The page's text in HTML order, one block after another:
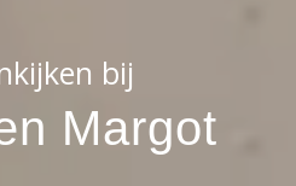
bij
Margot